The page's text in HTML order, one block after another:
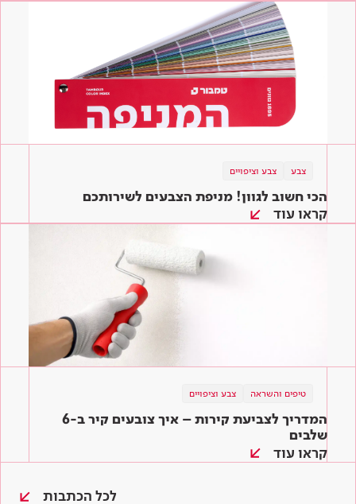
צבע צבע וציפויים
הכי חשוב לגוון! מניפת הצבעים לשירותכם
קראו עוד
טיפים והשראה צבע וציפויים
המדריך לצביעת קירות – איך צובעים קיר ב-6
שלבים
קראו עוד
לכל הכתבות